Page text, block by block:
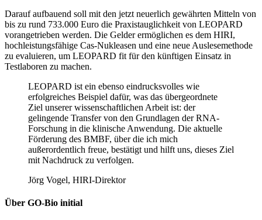
Darauf aufbauend soll mit den jetzt neuerlich gewährten Mitteln von
bis zu rund 733.000 Euro die Praxistauglichkeit von LEOPARD
vorangetrieben werden. Die Gelder ermöglichen es dem HIRI,
hochleistungsfähige Cas-Nukleasen und eine neue Auslesemethode
zu evaluieren, um LEOPARD fit für den künftigen Einsatz in
Testlaboren zu machen.
LEOPARD ist ein ebenso eindrucksvolles wie
erfolgreiches Beispiel dafür, was das übergeordnete
Ziel unserer wissenschaftlichen Arbeit ist: der
gelingende Transfer von den Grundlagen der RNA-
Forschung in die klinische Anwendung. Die aktuelle
Förderung des BMBF, über die ich mich
außerordentlich freue, bestätigt und hilft uns, dieses Ziel
mit Nachdruck zu verfolgen.
Jörg Vogel, HIRI-Direktor
Über GO-Bio initial